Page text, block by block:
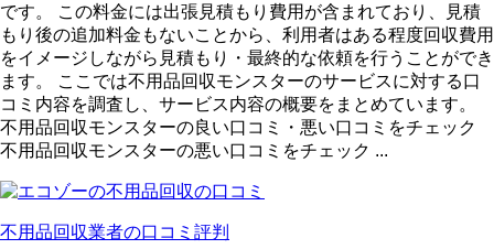
です。 この料金には出張見積もり費用が含まれており、見積
もり後の追加料金もないことから、利用者はある程度回収費用
をイメージしながら見積もり・最終的な依頼を行うことができ
ます。 ここでは不用品回収モンスターのサービスに対する口
コミ内容を調査し、サービス内容の概要をまとめています。
不用品回収モンスターの良い口コミ・悪い口コミをチェック
不用品回収モンスターの悪い口コミをチェック ...
不用品回収業者の口コミ評判